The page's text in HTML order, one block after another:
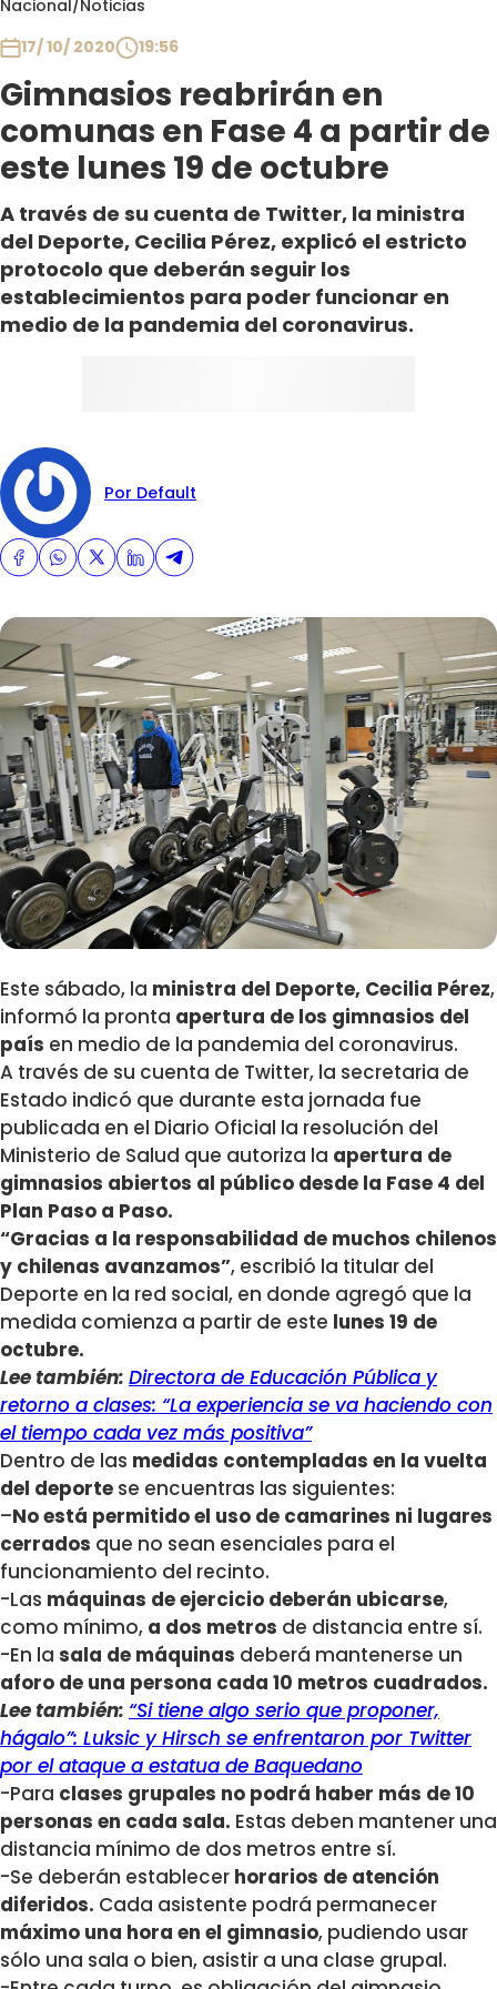
Nacional/Noticias
17/ 10/ 2020
19:56
Gimnasios reabrirán en
comunas en Fase 4 a partir de
este lunes 19 de octubre
A través de su cuenta de Twitter, la ministra
del Deporte, Cecilia Pérez, explicó el estricto
protocolo que deberán seguir los
establecimientos para poder funcionar en
medio de la pandemia del coronavirus.
Por Default
Este sábado, la ministra del Deporte, Cecilia Pérez,
informó la pronta apertura de los gimnasios del
país en medio de la pandemia del coronavirus.
A través de su cuenta de Twitter, la secretaria de
Estado indicó que durante esta jornada fue
publicada en el Diario Oficial la resolución del
Ministerio de Salud que autoriza la apertura de
gimnasios abiertos al público desde la Fase 4 del
Plan Paso a Paso.
“Gracias a la responsabilidad de muchos chilenos
y chilenas avanzamos”, escribió la titular del
Deporte en la red social, en donde agregó que la
medida comienza a partir de este lunes 19 de
octubre.
Lee también: Directora de Educación Pública y
retorno a clases: “La experiencia se va haciendo con
el tiempo cada vez más positiva”
Dentro de las medidas contempladas en la vuelta
del deporte se encuentras las siguientes:
–No está permitido el uso de camarines ni lugares
cerrados que no sean esenciales para el
funcionamiento del recinto.
-Las máquinas de ejercicio deberán ubicarse,
como mínimo, a dos metros de distancia entre sí.
-En la sala de máquinas deberá mantenerse un
aforo de una persona cada 10 metros cuadrados.
Lee también: “Si tiene algo serio que proponer,
hágalo”: Luksic y Hirsch se enfrentaron por Twitter
por el ataque a estatua de Baquedano
-Para clases grupales no podrá haber más de 10
personas en cada sala. Estas deben mantener una
distancia mínimo de dos metros entre sí.
-Se deberán establecer horarios de atención
diferidos. Cada asistente podrá permanecer
máximo una hora en el gimnasio, pudiendo usar
sólo una sala o bien, asistir a una clase grupal.
Club De La Comedia
Contigo en Directo
Plan Perfecto
El Tiempo
Sabingo
Todos Los Programas